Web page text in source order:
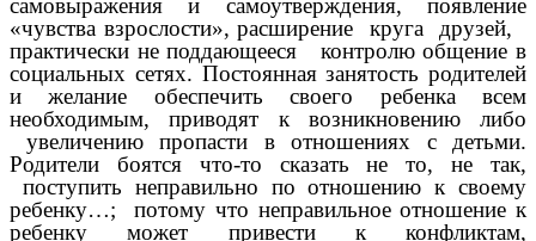
самовыражения и самоутверждения, появление
«чувства взрослости», расширение круга друзей,
практически не поддающееся контролю общение в
социальных сетях. Постоянная занятость родителей
и желание обеспечить своего ребенка всем
необходимым, приводят к возникновению либо
увеличению пропасти в отношениях с детьми.
Родители боятся что-то сказать не то, не так,
поступить неправильно по отношению к своему
ребенку…; потому что неправильное отношение к
ребенку может привести к конфликтам,